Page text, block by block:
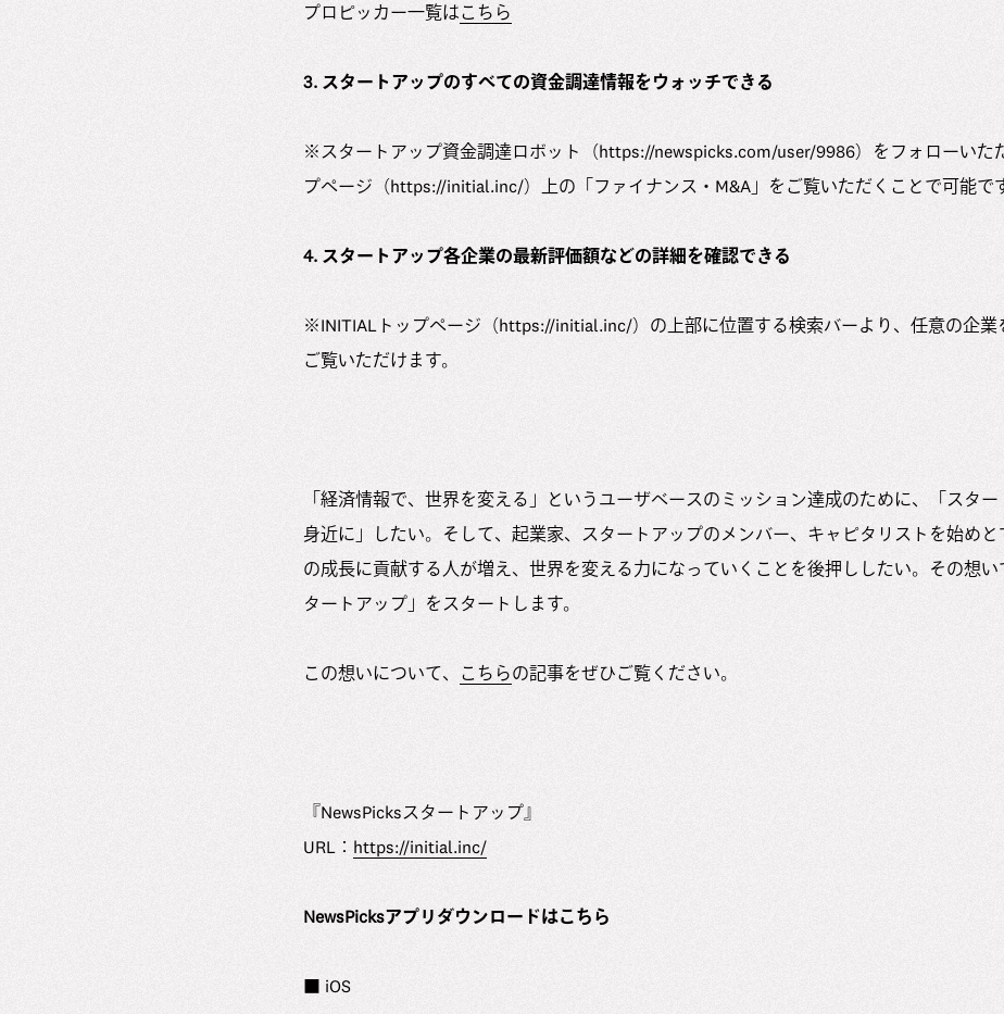
プロピッカー一覧はこちら
3. スタートアップのすべての資金調達情報をウォッチできる
※スタートアップ資金調達ロボット（https://newspicks.com/user/9986）をフォローいた
プページ（https://initial.inc/）上の「ファイナンス・M&A」をご覧いただくことで可能です
4. スタートアップ各企業の最新評価額などの詳細を確認できる
※INITIALトップページ（https://initial.inc/）の上部に位置する検索バーより、任意の企業
ご覧いただけます。
「経済情報で、世界を変える」というユーザベースのミッション達成のために、「スタ
身近に」したい。そして、起業家、スタートアップのメンバー、キャピタリストを始め
の成長に貢献する人が増え、世界を変える力になっていくことを後押ししたい。その想い
タートアップ」をスタートします。
この想いについて、 こちらの記事をぜひご覧ください。
『NewsPicksスタートアップ』
URL： https://initial.inc/
NewsPicksアプリダウンロードはこちら
■ iOS